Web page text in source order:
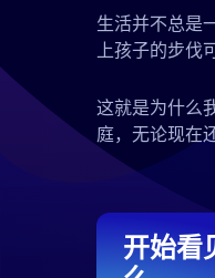
生活并不总是
上孩子的步伐
这就是为什么
庭，无论现在
开始看